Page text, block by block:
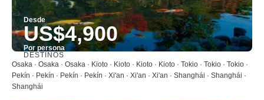
Desde
US$4,900
Por persona
Ver
DESTINOS
Osaka · Osaka · Osaka · Kioto · Kioto · Kioto · Kioto · Tokio · Tokio · Tokio ·
Pekín · Pekín · Pekín · Pekín · Xi'an · Xi'an · Xi'an · Shanghái · Shanghái ·
Shanghái